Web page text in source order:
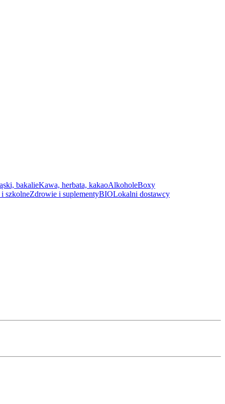
bakalieKawa, herbata, kakaoAlkoholeBoxy
szkolneZdrowie i suplementyBIOLokalni dostawcy